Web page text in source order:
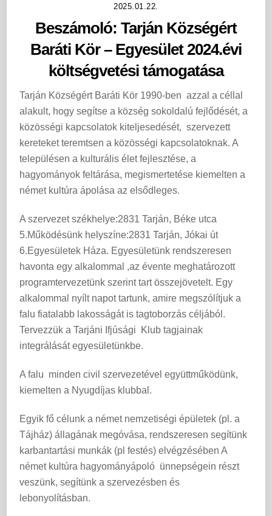
2025.01.22.
Beszámoló: Tarján Községért
Baráti Kör – Egyesület 2024.évi
költségvetési támogatása
Tarján Községért Baráti Kör 1990-ben azzal a céllal
alakult, hogy segítse a község sokoldalú fejlődését, a
közösségi kapcsolatok kiteljesedését, szervezett
kereteket teremtsen a közösségi kapcsolatoknak. A
településen a kulturális élet fejlesztése, a
hagyományok feltárása, megismertetése kiemelten a
német kultúra ápolása az elsődleges.
A szervezet székhelye:2831 Tarján, Béke utca
5.Működésünk helyszíne:2831 Tarján, Jókai út
6.Egyesületek Háza. Egyesületünk rendszeresen
havonta egy alkalommal ,az évente meghatározott
programtervezetünk szerint tart összejövetelt. Egy
alkalommal nyílt napot tartunk, amire megszólítjuk a
falu fiatalabb lakosságát is tagtoborzás céljából.
Tervezzük a Tarjáni Ifjúsági Klub tagjainak
integrálását egyesületünkbe.
A falu minden civil szervezetével együttműködünk,
kiemelten a Nyugdíjas klubbal.
Egyik fő célunk a német nemzetiségi épületek (pl. a
Tájház) állagának megóvása, rendszeresen segítünk
karbantartási munkák (pl festés) elvégzésében A
német kultúra hagyományápoló ünnepségein részt
veszünk, segítünk a szervezésben és
lebonyolításban.